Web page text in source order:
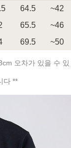
64.5
~42
65.5
~46
69.5 ~50
오차가 있을 수 있
다 **